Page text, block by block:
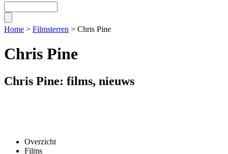
Home > Filmsterren > Chris Pine
Chris Pine
Chris Pine: films, nieuws
Overzicht
Films